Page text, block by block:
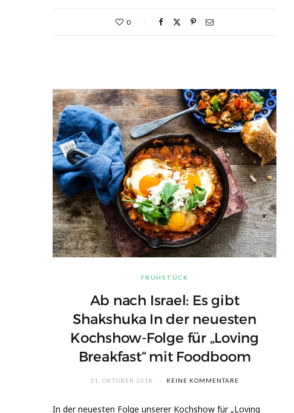
0
FRÜHSTÜCK
Ab nach Israel: Es gibt
Shakshuka In der neuesten
Kochshow-Folge für „Loving
Breakfast“ mit Foodboom
31. OKTOBER 2018 KEINE KOMMENTARE
In der neuesten Folge unserer Kochshow für „Loving